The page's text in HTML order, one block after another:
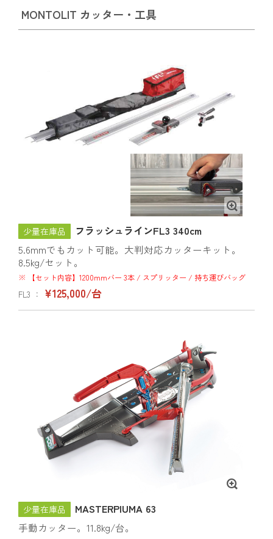
MONTOLIT カッター・工具
少量在庫品 フラッシュラインFL3 340cm
5.6mmでもカット可能。大判対応カッターキット。
8.5kg/セット。
※ 【セット内容】1200mmバー 3本 / スプリッター / 持ち運びバッグ
FL3 ： ¥125,000/台
少量在庫品 MASTERPIUMA 63
手動カッター。11.8kg/台。